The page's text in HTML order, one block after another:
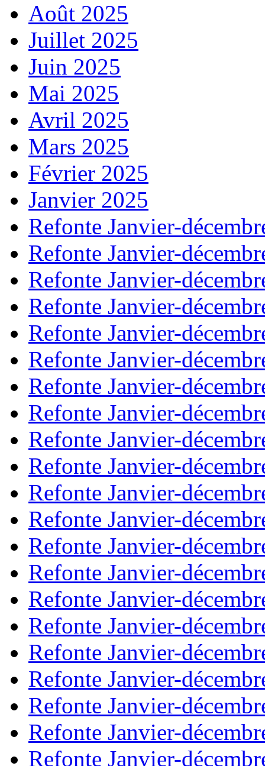
Août 2025
Juillet 2025
Juin 2025
Mai 2025
Avril 2025
Mars 2025
Février 2025
Janvier 2025
Refonte Janvier-
Refonte Janvier-
Refonte Janvier-
Refonte Janvier-
Refonte Janvier-
Refonte Janvier-
Refonte Janvier-
Refonte Janvier-
Refonte Janvier-
Refonte Janvier-
Refonte Janvier-
Refonte Janvier-
Refonte Janvier-
Refonte Janvier-
Refonte Janvier-
Refonte Janvier-
Refonte Janvier-
Refonte Janvier-
Refonte Janvier-
Refonte Janvier-
Refonte Janvier-